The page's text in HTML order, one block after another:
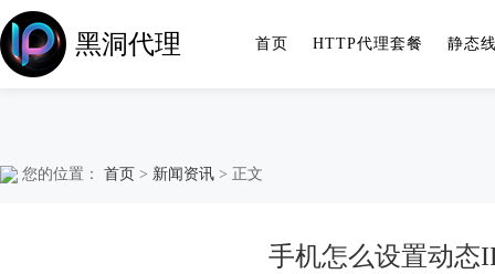
黑洞代理 首页 HTTP代理套餐 静态
您的位置： 首页 > 新闻资讯 > 正文
手机怎么设置动态